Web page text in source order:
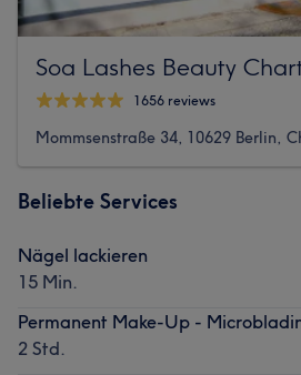
Soa Lashes Beauty
1656 reviews
Mommsenstraße 34, 10629 Berlin,
Beliebte Services
Nägel lackieren
15 Min.
Permanent Make-Up -
2 Std.